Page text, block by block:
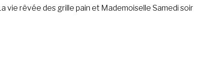
vie rêvée des grille pain et Mademoiselle Samedi soir